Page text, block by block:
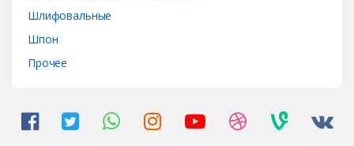
Шлифовальные
Шпон
Прочее